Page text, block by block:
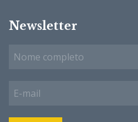
Newsletter